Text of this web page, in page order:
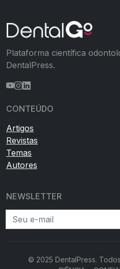
Plataforma científica
DentalPress.
CONTEÚDO
Artigos
Revistas
Temas
Autores
NEWSLETTER
Seu e-mail
© 2025 DentalPress.